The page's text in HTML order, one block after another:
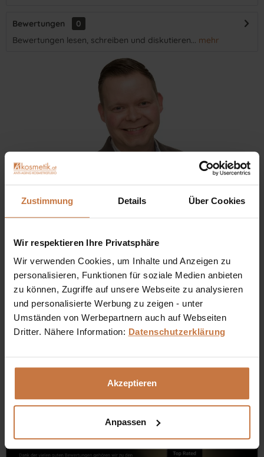
Zustimmung Details Über Cookies
Wir respektieren Ihre Privatsphäre
Wir verwenden Cookies, um Inhalte und Anzeigen zu
personalisieren, Funktionen für soziale Medien anbieten
zu können, Zugriffe auf unsere Webseite zu analysieren
und personalisierte Werbung zu zeigen - unter
Umständen von Werbepartnern auch auf Webseiten
Dritter. Nähere Information: Datenschutzerklärung
Akzeptieren
Anpassen
Bewertungen
0
Bewertungen lesen, schreiben und diskutieren... mehr
Sie haben eine Frage? Sie wünschen sich eine
Produktberatung oder wollen nur wissen, wie man das
kosmetische Produkt richtig anwendet?
Ich stehe Ihnen gerne persönlich zur Verfügung:
+43 (0)699 17 310 310
Dennis Grischek, Inhaber Kosmetikstudio in Graz & kosmetik.at